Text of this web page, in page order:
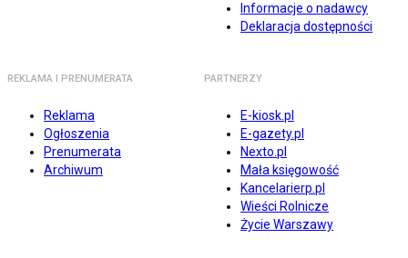
Informacje o nadawcy
Deklaracja dostępności
REKLAMA I PRENUMERATA
Reklama
Ogłoszenia
Prenumerata
Archiwum
PARTNERZY
E-kiosk.pl
E-gazety.pl
Nexto.pl
Mała księgowość
Kancelarierp.pl
Wieści Rolnicze
Życie Warszawy